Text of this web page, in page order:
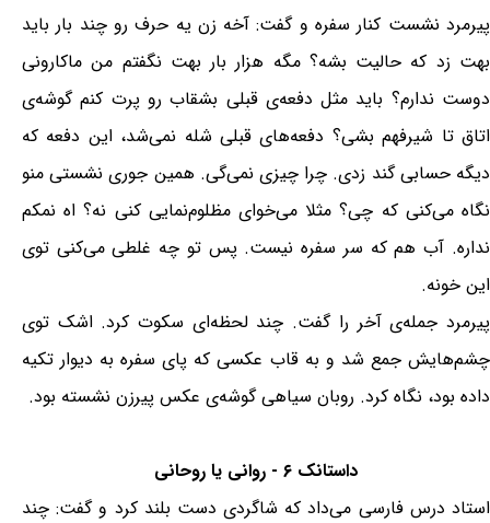
پیرمرد نشست کنار سفره و گفت: آخه زن یه حرف رو چند بار باید
بهت زد که حالیت بشه؟ مگه هزار بار بهت نگفتم من ماکارونی
دوست ندارم؟ باید مثل دفعه‌ی قبلی بشقاب رو پرت کنم گوشه‌ی
اتاق تا شیرفهم بشی؟ دفعه‌های قبلی شله نمی‌شد، این دفعه که
دیگه حسابی گند زدی. چرا چیزی نمی‌گی. همین جوری نشستی منو
نگاه می‌کنی که چی؟ مثلا می‌خوای مظلوم‌نمایی کنی نه؟ اه نمکم
نداره. آب هم که سر سفره نیست. پس تو چه غلطی می‌کنی توی
این خونه.
پیرمرد جمله‌ی آخر را گفت. چند لحظه‌ای سکوت کرد. اشک توی
چشم‌هایش جمع شد و به قاب عکسی که پای سفره به دیوار تکیه
داده بود، نگاه کرد. روبان سیاهی گوشه‌ی عکس پیرزن نشسته بود.
داستانک ۶ - روانی یا روحانی
استاد درس فارسی می‌داد که شاگردی دست بلند کرد و گفت: چند